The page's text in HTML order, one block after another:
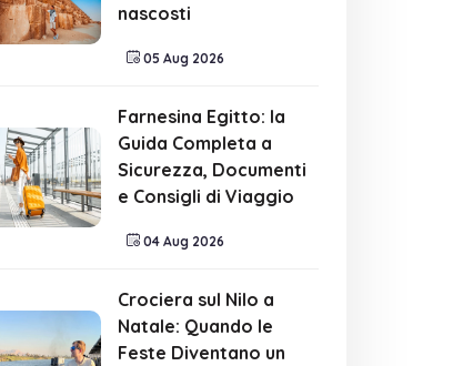
nascosti
05 Aug 2026
Farnesina Egitto: la
Guida Completa a
Sicurezza, Documenti
e Consigli di Viaggio
04 Aug 2026
Crociera sul Nilo a
Natale: Quando le
Feste Diventano un